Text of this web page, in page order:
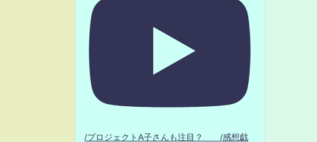
/プロジェクトA子さんも注目？ /感想戯